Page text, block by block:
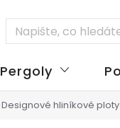
Pergoly
Designové hliníkové ploty